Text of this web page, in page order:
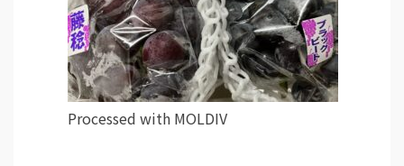
Processed with MOLDIV